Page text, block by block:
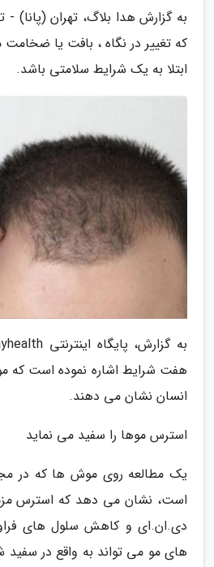
به گزارش هدا بلاگ، تهران
که تغییر در نگاه ، بافت یا ضخامت
ابتلا به یک شرایط سلامتی باشد.
هفت شرایط اشاره نموده است
انسان نشان می دهند.
استرس موها را سفید می نماید
است، نشان می دهد که استرس
دی.ان.ای و کاهش سلول های
های مو می تواند به واقع در